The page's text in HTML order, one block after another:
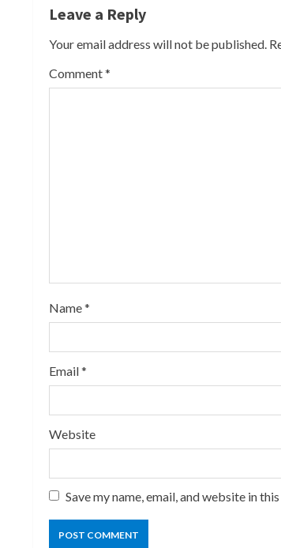
t
i
n
d
i
n
g
Leave a Reply
Your email address will not be published.
Comment*
Name*
Email*
Website
Save my name, email, and website in